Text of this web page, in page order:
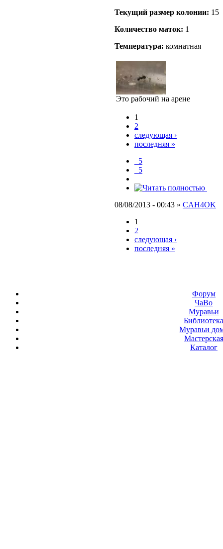
Текущий размер кoлонии: 15
Количество маток: 1
Температура: комнатная
Это рабочий на арене
1
2
следующая ›
последняя »
_5
_5
08/08/2013 - 00:43 » CAH4OK
1
2
следующая ›
последняя »
Форум
ЧаВо
Муравьи
Муравьи
Мастерская
Каталог